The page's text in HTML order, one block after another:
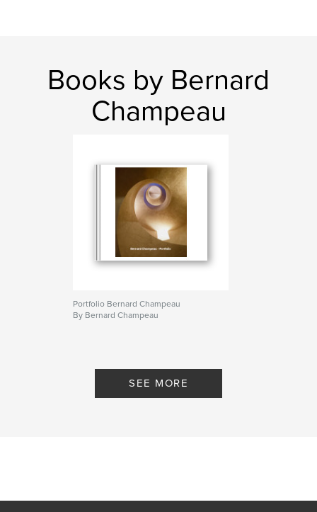
Books by Bernard
Champeau
Portfolio Bernard Champeau
By Bernard Champeau
SEE MORE